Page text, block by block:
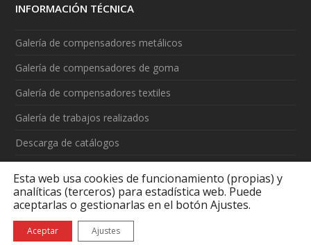
INFORMACIÓN TÉCNICA
Galería de compensadores metálicos
Galería de compensadores de goma
Galería de compensadores textiles
Galería de trabajos realizados
Descarga de catálogos
Aviso legal |Política de cookies
Esta web usa cookies de funcionamiento (propias) y
analíticas (terceros) para estadística web. Puede
aceptarlas o gestionarlas en el botón Ajustes.
Aceptar Ajustes